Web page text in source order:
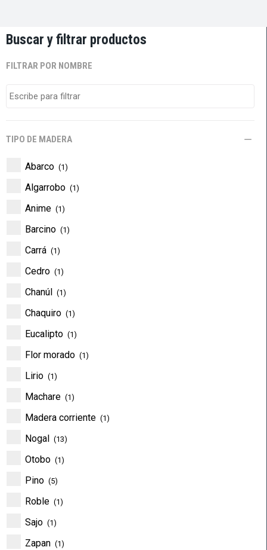
Buscar y filtrar productos
FILTRAR POR NOMBRE
TIPO DE MADERA
Abarco (1)
Algarrobo (1)
Anime (1)
Barcino (1)
Carrá (1)
Cedro (1)
Chanúl (1)
Chaquiro (1)
Eucalipto (1)
Flor morado (1)
Lirio (1)
Machare (1)
Madera corriente (1)
Nogal (13)
Otobo (1)
Pino (5)
Roble (1)
Sajo (1)
Zapan (1)